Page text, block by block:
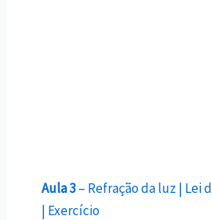
Aula 3– Refração da luz | Lei
| Exercício